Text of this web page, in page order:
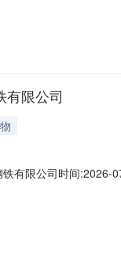
轧烂(因非计划产品的
有限公司
有限公司时间
：￥1,700.00元竞价